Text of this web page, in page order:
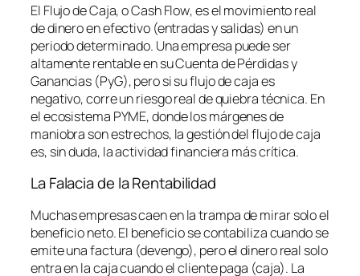
El Flujo de Caja, oCash Flow, es el movimiento real
de dinero en efectivo (entradas y salidas) en un
periodo determinado. Una empresa puede ser
altamente rentable en su Cuenta de Pérdidas y
Ganancias (PyG), pero si su flujo de caja es
negativo, corre un riesgo real de quiebra técnica. En
el ecosistema PYME, donde los márgenes de
maniobra son estrechos, la gestión del flujo de caja
es, sin duda, la actividad financiera más crítica.
La Falacia de la Rentabilidad
Muchas empresas caen en la trampa de mirar solo el
beneficio neto. El beneficio se contabiliza cuando se
emite una factura (devengo), pero el dinero real solo
entra en la caja cuando el cliente paga (caja). La